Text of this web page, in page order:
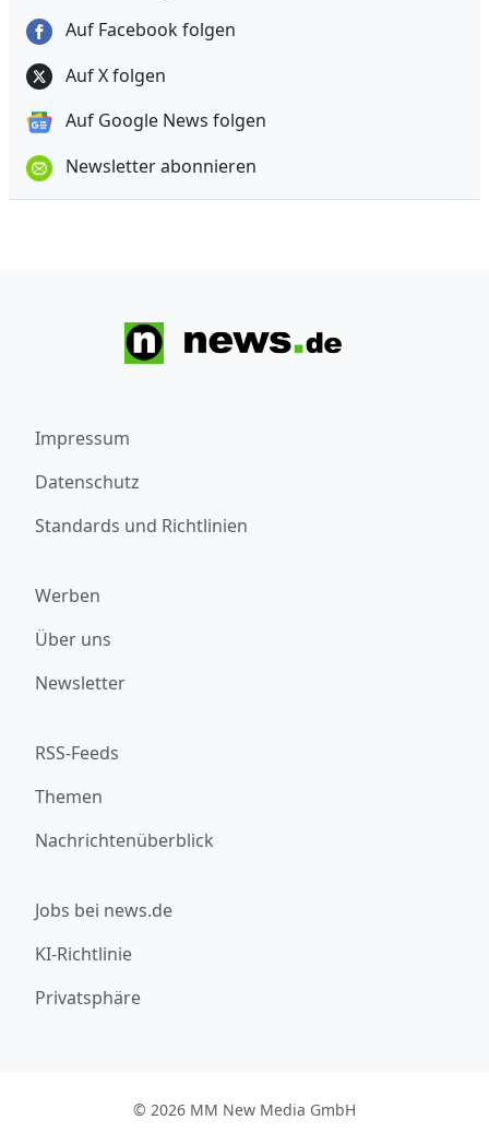
Auf Facebook folgen
Auf X folgen
Auf Google News folgen
Newsletter abonnieren
Impressum
Datenschutz
Standards und Richtlinien
Werben
Über uns
Newsletter
RSS-Feeds
Themen
Nachrichtenüberblick
Jobs bei news.de
KI-Richtlinie
Privatsphäre
© 2026 MM New Media GmbH